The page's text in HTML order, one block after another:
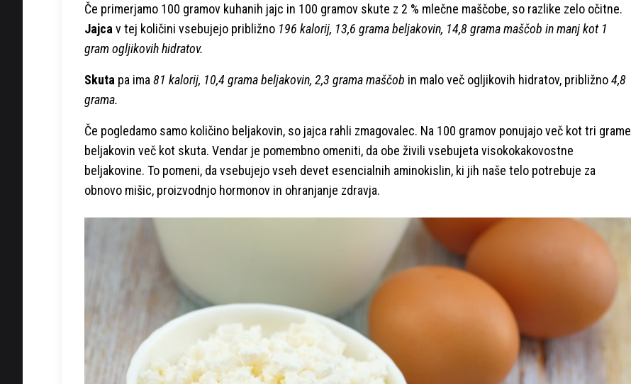
Če primerjamo 100 gramov kuhanih jajc in 100 gramov skute z 2 % mlečne maščobe, so razlike zelo očitne.
Jajca v tej količini vsebujejo približno 196 kalorij, 13,6 grama beljakovin, 14,8 grama maščob in manj kot 1
gram ogljikovih hidratov.
Skuta pa ima 81 kalorij, 10,4 grama beljakovin, 2,3 grama maščob in malo več ogljikovih hidratov, približno4,8
grama.
Če pogledamo samo količino beljakovin, so jajca rahli zmagovalec. Na 100 gramov ponujajo več kot tri grame
beljakovin več kot skuta. Vendar je pomembno omeniti, da obe živili vsebujeta visokokakovostne
beljakovine. To pomeni, da vsebujejo vseh devet esencialnih aminokislin, ki jih naše telo potrebuje za
obnovo mišic, proizvodnjo hormonov in ohranjanje zdravja.